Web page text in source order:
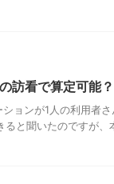
訪看で算定可能？
ョンが1人の利用者
と聞いたのですが